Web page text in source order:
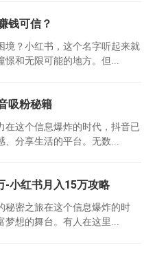
钱可信？
境？小红书，这个名字听起来就
和无限可能的地方。但...
吸粉秘籍
在这个信息爆炸的时代，抖音已
分享生活的平台。无数...
-小红书月入15万攻略
秘密之旅在这个信息爆炸的时
想的舞台。有人在这里...